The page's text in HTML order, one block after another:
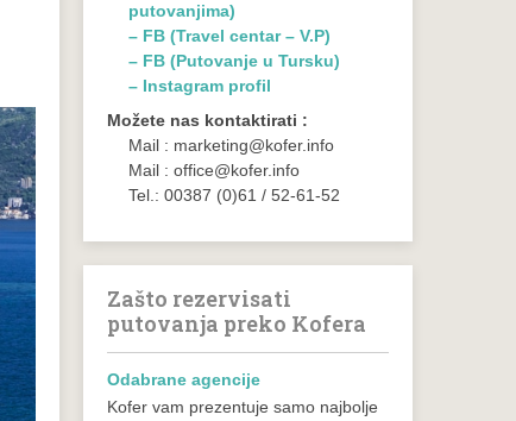
putovanjima)
– FB (Travel centar – V.P)
– FB (Putovanje u Tursku)
– Instagram profil
Možete nas kontaktirati :
Mail : marketing@kofer.info
Mail : office@kofer.info
Tel.: 00387 (0)61 / 52-61-52
Zašto rezervisati
putovanja preko Kofera
Odabrane agencije
Kofer vam prezentuje samo najbolje